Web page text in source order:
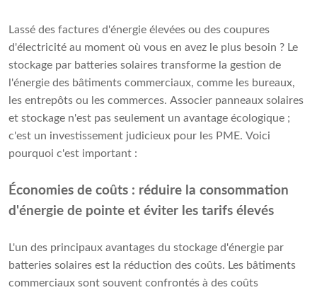
Lassé des factures d'énergie élevées ou des coupures
d'électricité au moment où vous en avez le plus besoin ? Le
stockage par batteries solaires transforme la gestion de
l'énergie des bâtiments commerciaux, comme les bureaux,
les entrepôts ou les commerces. Associer panneaux solaires
et stockage n'est pas seulement un avantage écologique ;
c'est un investissement judicieux pour les PME. Voici
pourquoi c'est important :
Économies de coûts : réduire la consommation
d'énergie de pointe et éviter les tarifs élevés
L'un des principaux avantages du stockage d'énergie par
batteries solaires est la réduction des coûts. Les bâtiments
commerciaux sont souvent confrontés à des coûts